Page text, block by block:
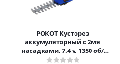
РОКОТ Кусторез
аккумуляторный с 2мя
насадками, 7.4 v, 1350 об/
мин, АКБ 1.2Ah